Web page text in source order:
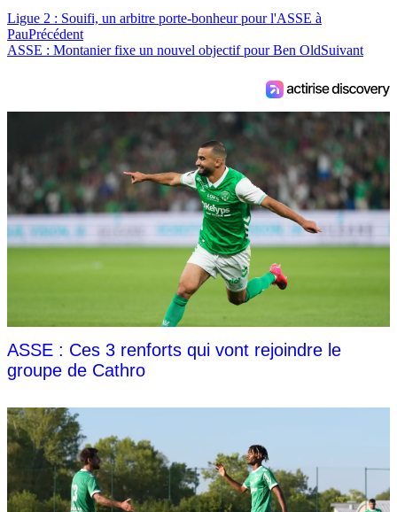
Ligue 2 : Souifi, un arbitre porte-bonheur pour l'ASSE à
PauPrécédent
ASSE : Montanier fixe un nouvel objectif pour Ben OldSuivant
ASSE : Ces 3 renforts qui vont rejoindre le
groupe de Cathro